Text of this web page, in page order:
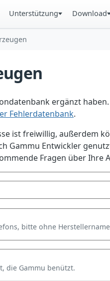
Unterstützung Download
ergänzt
Fehlerdatenbank.
ist freiwillig, außerdem
Gammu Entwickler
Fragen über Ihre
bitte ohne
die Gammu benützt.